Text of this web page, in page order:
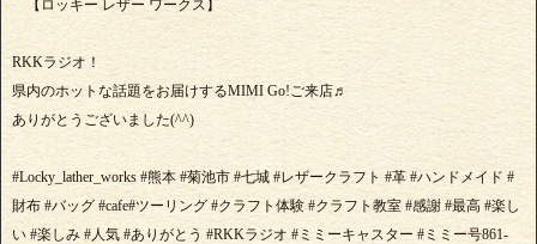
【ロッキー レザー ワークス】
RKKラジオ！
県内のホットな話題をお届けするMIMI Go!ご来店♬
ありがとうございました(^^)
#Locky_lather_works #熊本 #菊池市 #七城 #レザークラフト #革 #ハンドメイド #
財布 #バッグ #cafe#ツーリング #クラフト体験 #クラフト教室 #感謝 #最高 #楽し
い #楽しみ #人気 #ありがとう #RKKラジオ #ミミーキャスター #ミミー号861-